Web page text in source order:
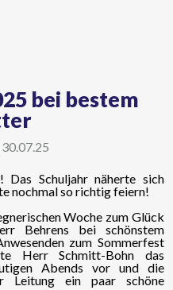
bei bestem
Schuljahr näherte sich
nochmal so richtig feiern!
Woche zum Glück
Behrens bei schönstem
zum Sommerfest
Herr Schmitt-Bohn das
Abends vor und die
Leitung ein paar schöne